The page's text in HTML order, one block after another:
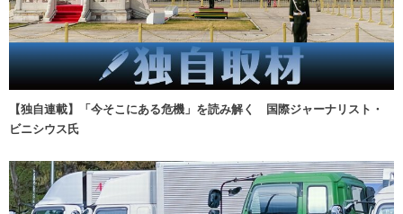
【独自連載】「今そこにある危機」を読み解く 国際ジャーナリスト・
ビニシウス氏